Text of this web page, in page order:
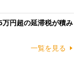
円超の延滞税が積み
一覧を見る